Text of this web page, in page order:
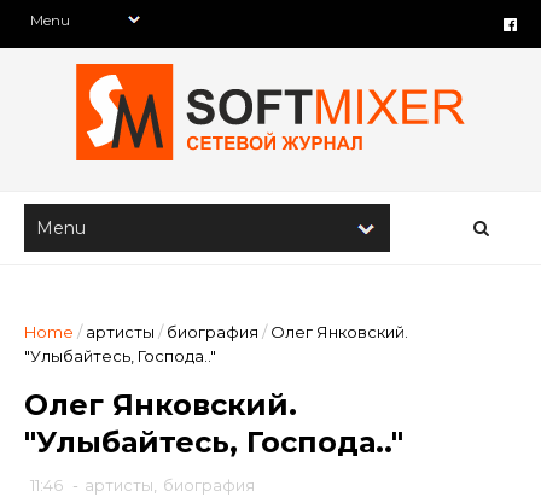
Home / артисты / биография / Олег Янковский.
"Улыбайтесь, Господа.."
Олег Янковский.
"Улыбайтесь, Господа.."
11:46 - артисты биография